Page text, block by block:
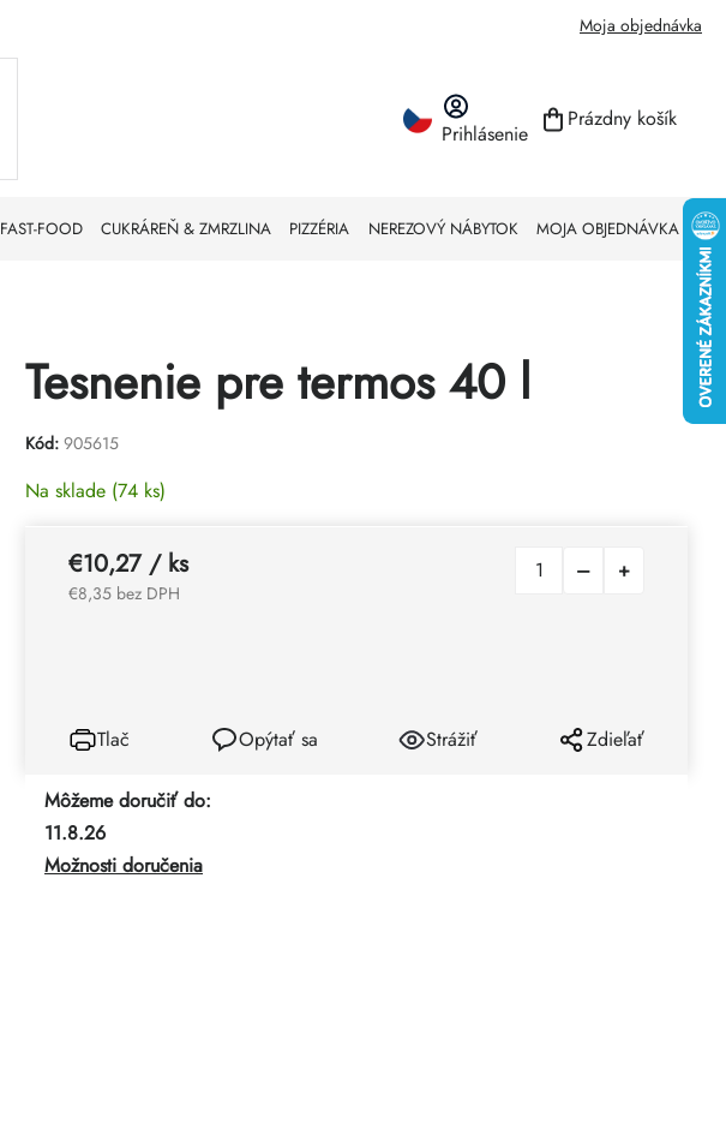
Moja objednávka
Prihlásenie NÁKUPNÝ
Prázdny košík
FAST-FOOD CUKRÁREŇ & ZMRZLINA PIZZÉRIA NEREZOVÝ NÁBYTOK MOJA OBJEDNÁVKA
Tesnenie pre termos 40 l
Kód: 905615
Na sklade (74 ks)
Môžeme doručiť do:
11.8.26
Možnosti doručenia
€10,27/ ks
€8,35 bez DPH
Tlač Opýtať sa Strážiť Zdieľať